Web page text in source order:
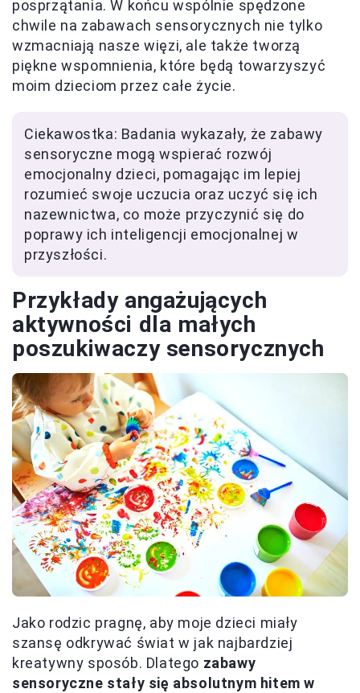
posprzątania. W końcu wspólnie spędzone
chwile na zabawach sensorycznych nie tylko
wzmacniają nasze więzi, ale także tworzą
piękne wspomnienia, które będą towarzyszyć
moim dzieciom przez całe życie.
Ciekawostka: Badania wykazały, że zabawy
sensoryczne mogą wspierać rozwój
emocjonalny dzieci, pomagając im lepiej
rozumieć swoje uczucia oraz uczyć się ich
nazewnictwa, co może przyczynić się do
poprawy ich inteligencji emocjonalnej w
przyszłości.
Przykłady angażujących
aktywności dla małych
poszukiwaczy sensorycznych
Jako rodzic pragnę, aby moje dzieci miały
szansę odkrywać świat w jak najbardziej
kreatywny sposób. Dlatego zabawy
sensoryczne stały się absolutnym hitem w